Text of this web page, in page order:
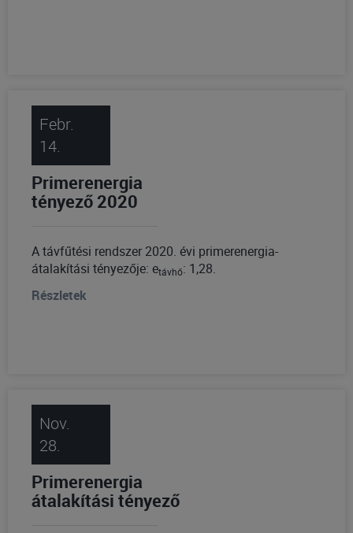
Febr.
14.
Primerenergia
tényező 2020
A távfűtési rendszer 2020. évi primerenergia-
átalakítási tényezője: etávhő: 1,28.
Részletek
Nov.
28.
Primerenergia
átalakítási tényező